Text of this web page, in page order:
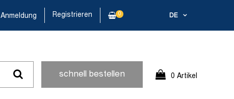
DE
Anmeldung Registrieren 0
schnell bestellen 0 Artikel